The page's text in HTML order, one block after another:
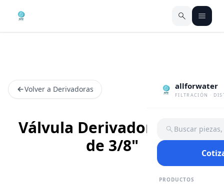
allforwater
FILTRACIÓN ·
Buscar
PRODUCTOS
Volver a Derivadoras
Válvula Derivadora Línea
de 3/8"